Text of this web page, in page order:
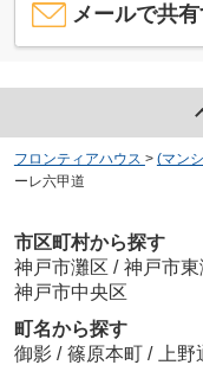
メールで共
フロンティアハウス > (マン
ーレ六甲道
市区町村から探す
神戸市灘区 / 神戸市東
神戸市中央区
町名から探す
御影 / 篠原本町 / 上野